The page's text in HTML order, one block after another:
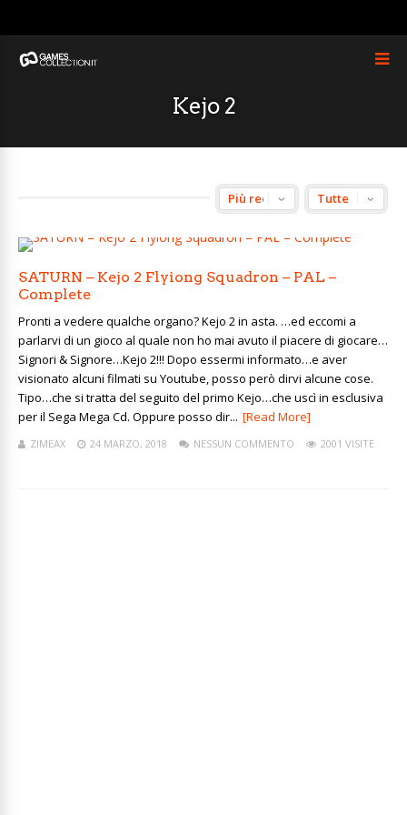
Kejo 2
SATURN – Kejo 2 Flyiong Squadron – PAL –
Complete
Pronti a vedere qualche organo? Kejo 2 in asta. …ed eccomi a
parlarvi di un gioco al quale non ho mai avuto il piacere di giocare…
Signori & Signore…Kejo 2!!! Dopo essermi informato…e aver
visionato alcuni filmati su Youtube, posso però dirvi alcune cose.
Tipo…che si tratta del seguito del primo Kejo…che uscì in esclusiva
per il Sega Mega Cd. Oppure posso dir... [Read More]
ZIMEAX 24 MARZO, 2018 NESSUN COMMENTO 2001 VISITE